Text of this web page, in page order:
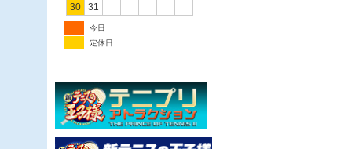
30
31
今日
定休日